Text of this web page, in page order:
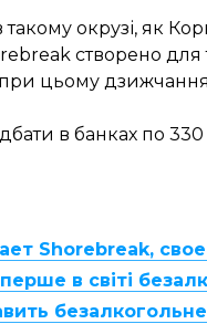
окрузі, як
створено для
цьому
в банках по 330
Shorebreak,
в світі